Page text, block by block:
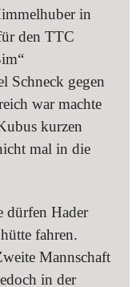
in
den TTC
Schneck gegen
war machte
kurzen
mal in die
dürfen Hader
fahren.
Mannschaft
in der